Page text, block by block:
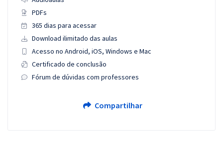
PDFs
365 dias para acessar
Download ilimitado das aulas
Acesso no Android, iOS, Windows e Mac
Certificado de conclusão
Fórum de dúvidas com professores
Compartilhar